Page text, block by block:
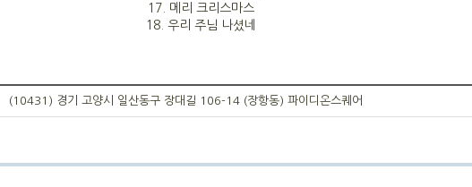
17. 메리 크리스마스
18. 우리 주님 나셨네
(10431) 경기 고양시 일산동구 장대길 106-14 (장항동) 파이디온스퀘어